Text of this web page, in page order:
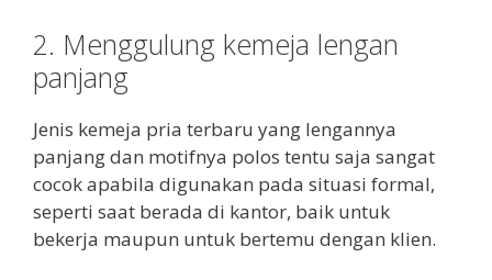
2. Menggulung kemeja lengan
panjang
Jenis kemeja pria terbaru yang lengannya
panjang dan motifnya polos tentu saja sangat
cocok apabila digunakan pada situasi formal,
seperti saat berada di kantor, baik untuk
bekerja maupun untuk bertemu dengan klien.